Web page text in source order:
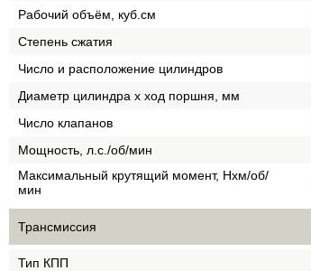
Рабочий объём, куб.см
Степень сжатия
Число и расположение цилиндров
Диаметр цилиндра х ход поршня, мм
Число клапанов
Мощность, л.с./об/мин
Максимальный крутящий момент, Нхм/об/
мин
Трансмиссия
Тип КПП